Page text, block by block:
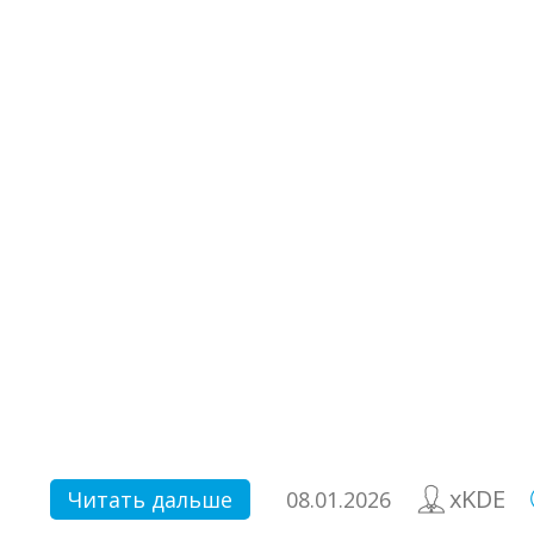
Читать дальше 08.01.2026 xKDE